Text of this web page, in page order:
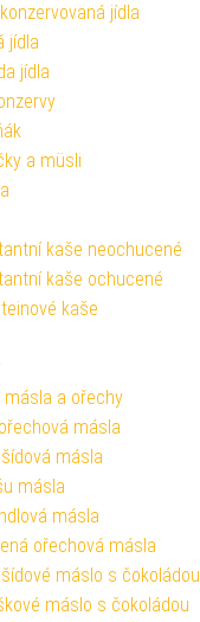
jídla
jídla
jídla
a müsli
kaše neochucené
kaše ochucené
kaše
másla a ořechy
másla
másla
másla
másla
ořechová másla
máslo s čokoládou
máslo s čokoládou